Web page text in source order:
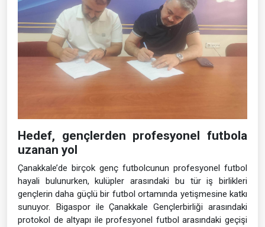
Hedef, gençlerden profesyonel futbola
uzanan yol
Çanakkale’de birçok genç futbolcunun profesyonel futbol
hayali bulunurken, kulüpler arasındaki bu tür iş birlikleri
gençlerin daha güçlü bir futbol ortamında yetişmesine katkı
sunuyor. Bigaspor ile Çanakkale Gençlerbirliği arasındaki
protokol de altyapı ile profesyonel futbol arasındaki geçişi